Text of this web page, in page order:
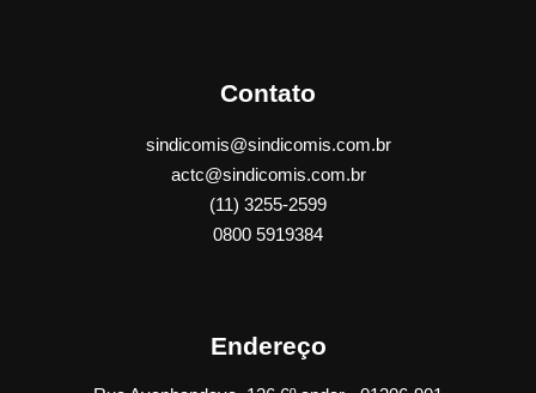
Contato
sindicomis@sindicomis.com.br
actc@sindicomis.com.br
(11) 3255-2599
0800 5919384
Endereço